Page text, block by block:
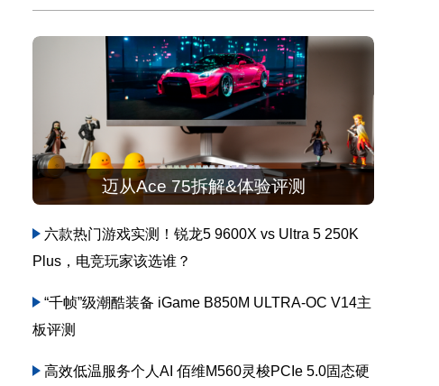
迈从Ace 75拆解&体验评测
六款热门游戏实测！锐龙5 9600X vs Ultra 5 250K
Plus，电竞玩家该选谁？
“千帧”级潮酷装备 iGame B850M ULTRA-OC V14主
板评测
高效低温服务个人AI 佰维M560灵梭PCIe 5.0固态硬